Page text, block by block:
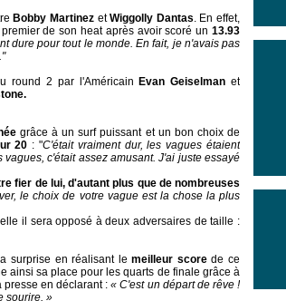
Bobby Martinez etWiggolly Dantas. En effet,
de son heat après avoir scoré un13.93
dure pour tout le monde. En fait, je n'avais pas
round 2 par l'Américain Evan Geiselman et
grâce à un surf puissant et un bon choix de
20 : "C'était vraiment dur, les vagues étaient
c'était assez amusant. J'ai juste essayé
fier de lui, d'autant plus que de nombreuses
le choix de votre vague est la chose la plus
il sera opposé à deux adversaires de taille :
surprise en réalisant lemeilleur scorede ce
ainsi sa place pour les quarts de finale grâce à
presse en déclarant :« C'est un départ de rêve !
sourire. »